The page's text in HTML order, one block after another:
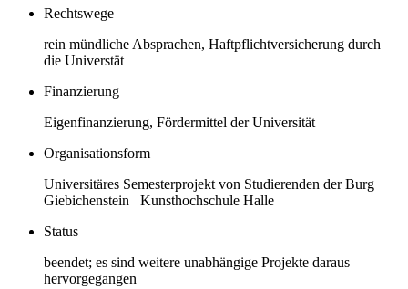
Rechtswege
rein mündliche Absprachen, Haftpflichtversicherung durch
die Universtät
Finanzierung
Eigenfinanzierung, Fördermittel der Universität
Organisationsform
Universitäres Semesterprojekt von Studierenden der Burg
Giebichenstein Kunsthochschule Halle
Status
beendet; es sind weitere unabhängige Projekte daraus
hervorgegangen